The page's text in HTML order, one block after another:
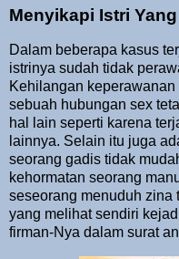
Menyikapi Istri
Dalam beberapa kasus
istrinya sudah tidak
Kehilangan
sebuah hubungan sex
hal lain seperti karena
lainnya. Selain itu juga
seorang gadis tidak
kehormatan seorang
seseorang menuduh zina
yang melihat sendiri
firman-Nya dalam surat